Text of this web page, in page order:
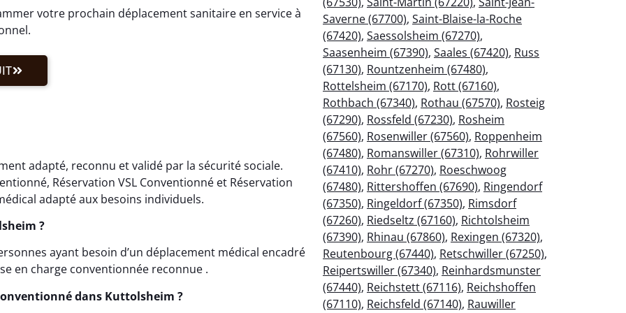
votre prochain déplacement sanitaire en service à
adapté, reconnu et validé par la sécurité sociale.
Réservation VSL Conventionné et Réservation
adapté aux besoins individuels.
?
ayant besoin d’un déplacement médical encadré
en charge conventionnée reconnue .
dans Kuttolsheim ?
Saverne (67700), Saint-Blaise-la-Roche
(67420), Saessolsheim (67270),
Saasenheim (67390), Saales (67420), Russ
(67130), Rountzenheim (67480),
Rottelsheim (67170), Rott (67160),
Rothbach (67340), Rothau (67570), Rosteig
(67290), Rossfeld (67230), Rosheim
(67560), Rosenwiller (67560), Roppenheim
(67480), Romanswiller (67310), Rohrwiller
(67410), Rohr (67270), Roeschwoog
(67480), Rittershoffen (67690), Ringendorf
(67350), Ringeldorf (67350), Rimsdorf
(67260), Riedseltz (67160), Richtolsheim
(67390), Rhinau (67860), Rexingen (67320),
Reutenbourg (67440), Retschwiller (67250),
Reipertswiller (67340), Reinhardsmunster
(67440), Reichstett (67116), Reichshoffen
(67110), Reichsfeld (67140), Rauwiller